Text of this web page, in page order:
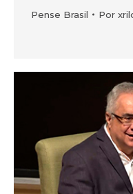
Pense Brasil Por